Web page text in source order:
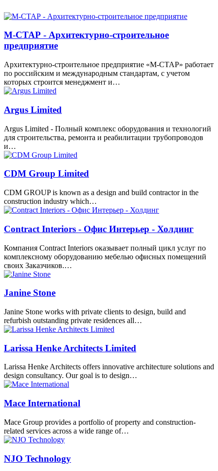
М-СТАР - Архитектурно-строительное
предприятие
Архитектурно-строительное предприятие «М-СТАР» работает
по российским и международным стандартам, с учетом
которых строится менеджмент и…
Argus Limited
Argus Limited - Полный комплекс оборудования и технологий
для строительства, ремонта и реабилитации трубопроводов
и…
CDM Group Limited
CDM GROUP is known as a design and build contractor in the
construction industry which…
Contract Interiors - Офис Интерьер - Холдинг
Компания Contract Interiors оказывает полный цикл услуг по
комплексному оборудованию мебелью офисных помещений
своих Заказчиков.…
Janine Stone
Janine Stone works with private clients to design, build and
refurbish outstanding private residences all…
Larissa Henke Architects Limited
Larissa Henke Architects offers innovative architecture solutions and
design consultancy. Our goal is to design…
Mace International
Mace Group provides a portfolio of property and construction-
related services across a wide range of…
NJO Technology